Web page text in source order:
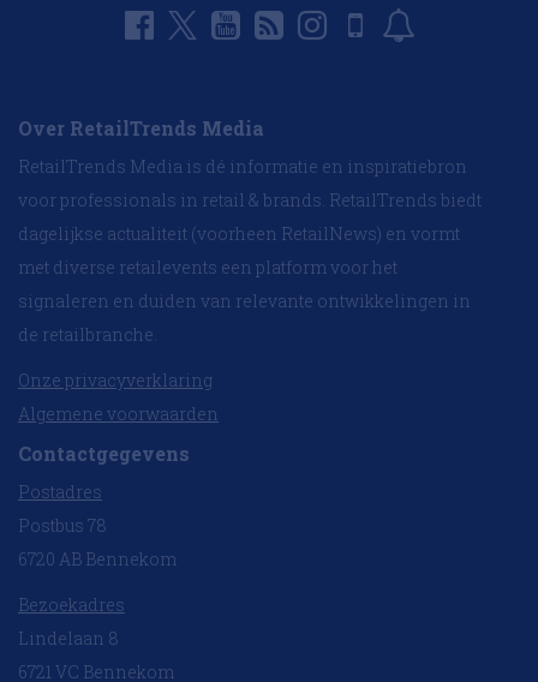
Over RetailTrends Media
RetailTrends Media is dé informatie en inspiratiebron
voor professionals in retail & brands. RetailTrends biedt
dagelijkse actualiteit (voorheen RetailNews) en vormt
met diverse retailevents een platform voor het
signaleren en duiden van relevante ontwikkelingen in
de retailbranche.
Onze privacyverklaring
Algemene voorwaarden
Contactgegevens
Postadres
Postbus 78
6720 AB Bennekom
Bezoekadres
Lindelaan 8
6721 VC Bennekom